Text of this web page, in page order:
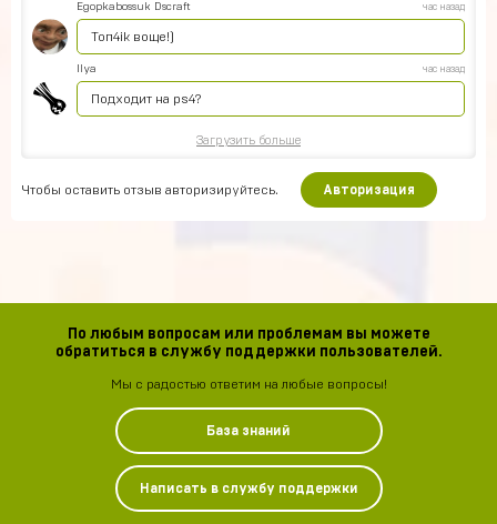
Egopkabossuk Dscraft час назад
Топ4ik воще!)
Ilya час назад
Подходит на ps4?
Загрузить больше
Чтобы оставить отзыв авторизируйтесь. Авторизация
По любым вопросам или проблемам вы можете
обратиться в службу поддержки пользователей.
Мы с радостью ответим на любые вопросы!
База знаний
Написать в службу поддержки